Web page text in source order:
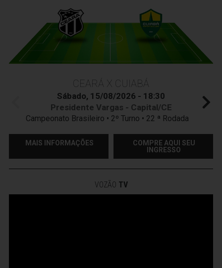
CEARÁ X CUIABÁ
Sábado, 15/08/2026 - 18:30
Presidente Vargas - Capital/CE
Campeonato Brasileiro • 2º Turno • 22 ª Rodada
MAIS INFORMAÇÕES
COMPRE AQUI SEU
INGRESSO
VOZÃO TV